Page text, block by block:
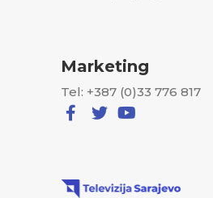
Marketing
Tel: +387 (0)33 776 817